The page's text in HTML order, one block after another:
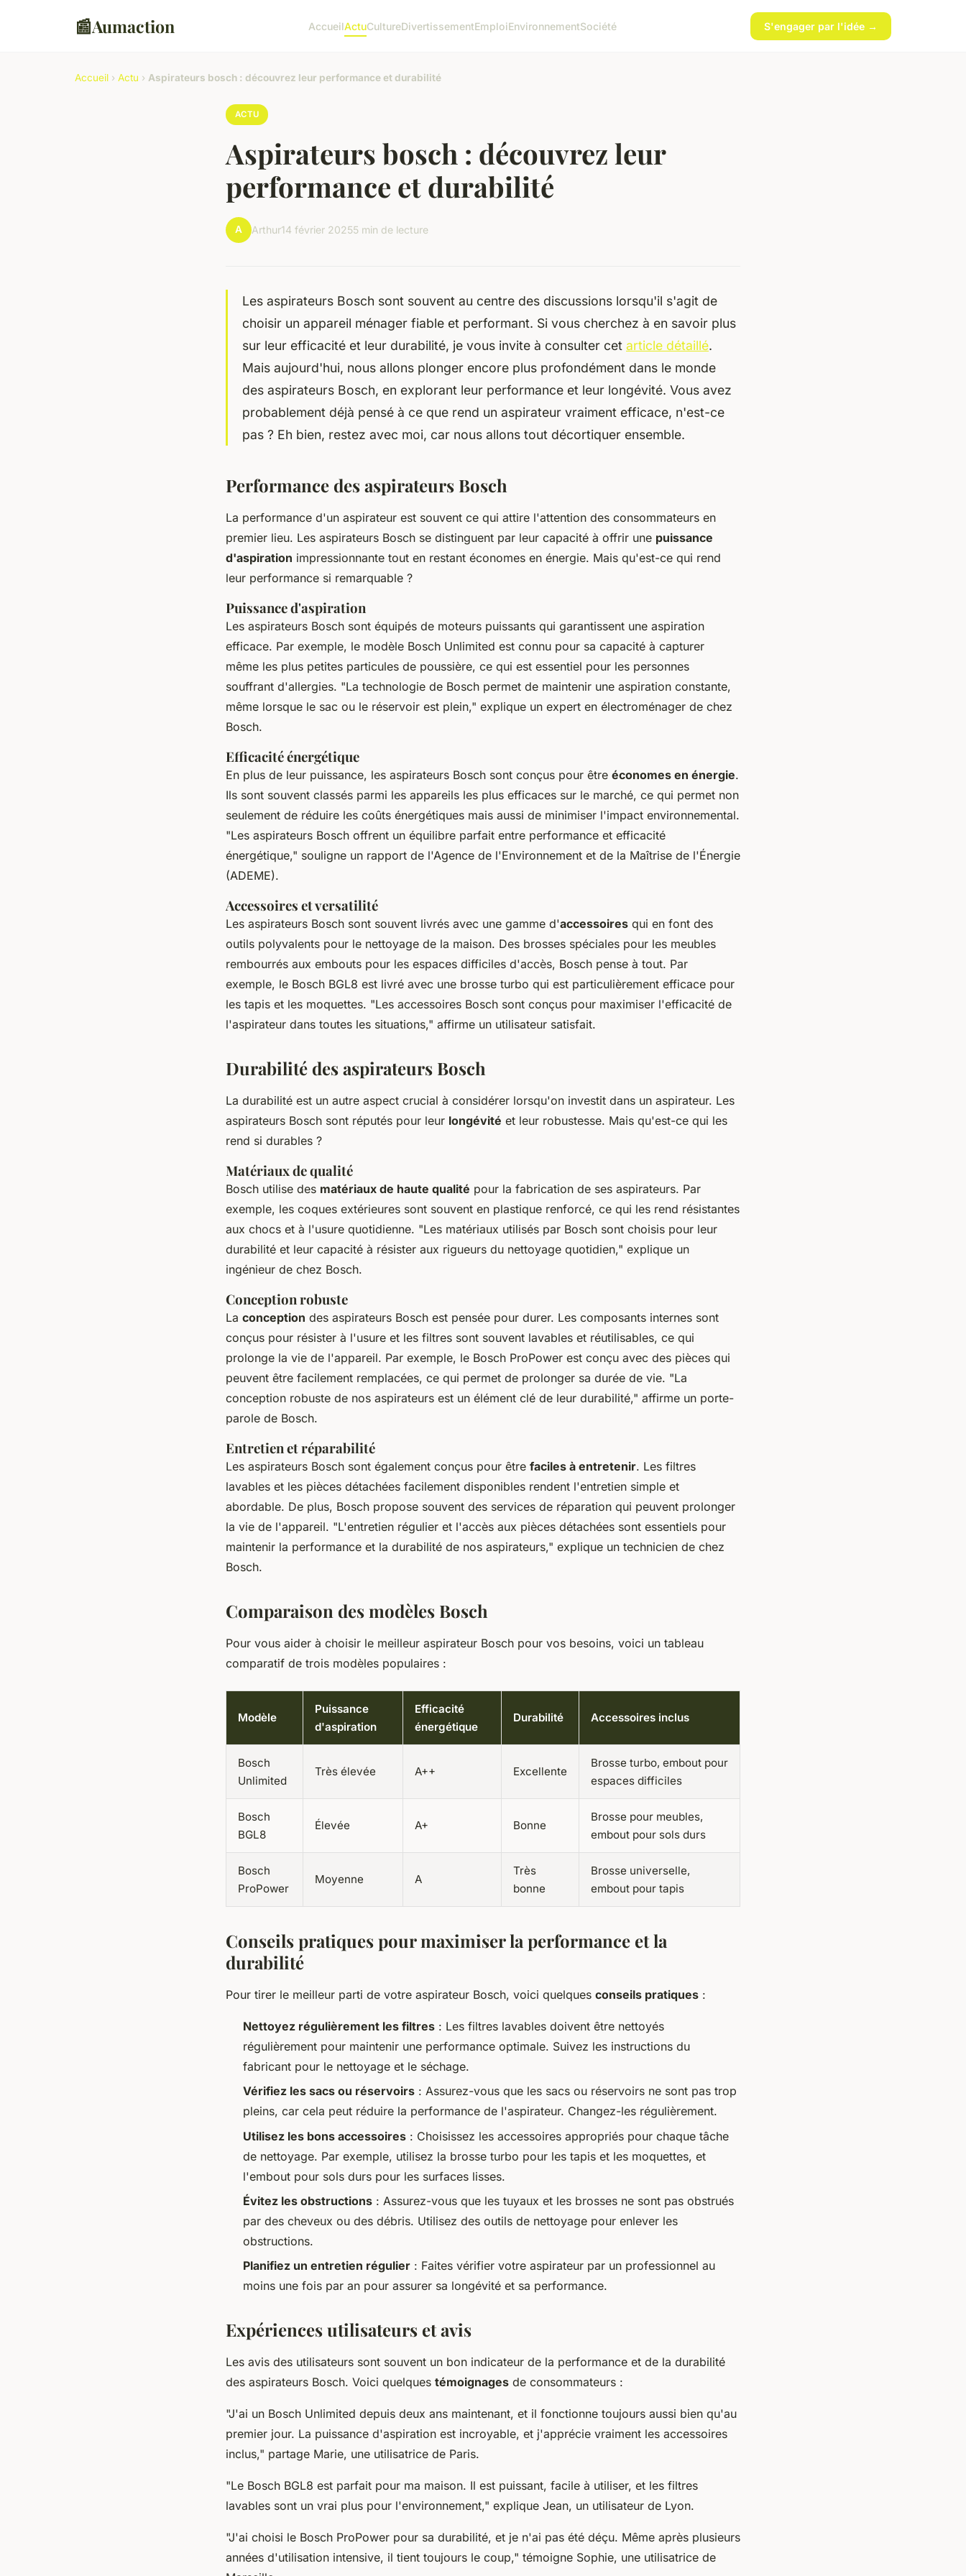
📰Aumaction AccueilActuCultureDivertissementEmploiEnvironnementSociété S'engager par l'idée →
Accueil › Actu › Aspirateurs bosch : découvrez leur performance et durabilité
ACTU
Aspirateurs bosch : découvrez leur
performance et durabilité
A Arthur14 février 20255 min de lecture
Les aspirateurs Bosch sont souvent au centre des discussions lorsqu'il s'agit de
choisir un appareil ménager fiable et performant. Si vous cherchez à en savoir plus
sur leur efficacité et leur durabilité, je vous invite à consulter cet article détaillé.
Mais aujourd'hui, nous allons plonger encore plus profondément dans le monde
des aspirateurs Bosch, en explorant leur performance et leur longévité. Vous avez
probablement déjà pensé à ce que rend un aspirateur vraiment efficace, n'est-ce
pas ? Eh bien, restez avec moi, car nous allons tout décortiquer ensemble.
Performance des aspirateurs Bosch
La performance d'un aspirateur est souvent ce qui attire l'attention des consommateurs en
premier lieu. Les aspirateurs Bosch se distinguent par leur capacité à offrir une puissance
d'aspiration impressionnante tout en restant économes en énergie. Mais qu'est-ce qui rend
leur performance si remarquable ?
Puissance d'aspiration
Les aspirateurs Bosch sont équipés de moteurs puissants qui garantissent une aspiration
efficace. Par exemple, le modèle Bosch Unlimited est connu pour sa capacité à capturer
même les plus petites particules de poussière, ce qui est essentiel pour les personnes
souffrant d'allergies. "La technologie de Bosch permet de maintenir une aspiration constante,
même lorsque le sac ou le réservoir est plein," explique un expert en électroménager de chez
Bosch.
Efficacité énergétique
En plus de leur puissance, les aspirateurs Bosch sont conçus pour être économes en énergie.
Ils sont souvent classés parmi les appareils les plus efficaces sur le marché, ce qui permet non
seulement de réduire les coûts énergétiques mais aussi de minimiser l'impact environnemental.
"Les aspirateurs Bosch offrent un équilibre parfait entre performance et efficacité
énergétique," souligne un rapport de l'Agence de l'Environnement et de la Maîtrise de l'Énergie
(ADEME).
Accessoires et versatilité
Les aspirateurs Bosch sont souvent livrés avec une gamme d'accessoires qui en font des
outils polyvalents pour le nettoyage de la maison. Des brosses spéciales pour les meubles
rembourrés aux embouts pour les espaces difficiles d'accès, Bosch pense à tout. Par
exemple, le Bosch BGL8 est livré avec une brosse turbo qui est particulièrement efficace pour
les tapis et les moquettes. "Les accessoires Bosch sont conçus pour maximiser l'efficacité de
l'aspirateur dans toutes les situations," affirme un utilisateur satisfait.
Durabilité des aspirateurs Bosch
La durabilité est un autre aspect crucial à considérer lorsqu'on investit dans un aspirateur. Les
aspirateurs Bosch sont réputés pour leur longévité et leur robustesse. Mais qu'est-ce qui les
rend si durables ?
Matériaux de qualité
Bosch utilise des matériaux de haute qualité pour la fabrication de ses aspirateurs. Par
exemple, les coques extérieures sont souvent en plastique renforcé, ce qui les rend résistantes
aux chocs et à l'usure quotidienne. "Les matériaux utilisés par Bosch sont choisis pour leur
durabilité et leur capacité à résister aux rigueurs du nettoyage quotidien," explique un
ingénieur de chez Bosch.
Conception robuste
La conception des aspirateurs Bosch est pensée pour durer. Les composants internes sont
conçus pour résister à l'usure et les filtres sont souvent lavables et réutilisables, ce qui
prolonge la vie de l'appareil. Par exemple, le Bosch ProPower est conçu avec des pièces qui
peuvent être facilement remplacées, ce qui permet de prolonger sa durée de vie. "La
conception robuste de nos aspirateurs est un élément clé de leur durabilité," affirme un porte-
parole de Bosch.
Entretien et réparabilité
Les aspirateurs Bosch sont également conçus pour être faciles à entretenir. Les filtres
lavables et les pièces détachées facilement disponibles rendent l'entretien simple et
abordable. De plus, Bosch propose souvent des services de réparation qui peuvent prolonger
la vie de l'appareil. "L'entretien régulier et l'accès aux pièces détachées sont essentiels pour
maintenir la performance et la durabilité de nos aspirateurs," explique un technicien de chez
Bosch.
Comparaison des modèles Bosch
Pour vous aider à choisir le meilleur aspirateur Bosch pour vos besoins, voici un tableau
comparatif de trois modèles populaires :
Modèle
Puissance
d'aspiration
Efficacité
énergétique
Durabilité Accessoires inclus
Bosch
Unlimited
Très élevée A++ Excellente
Brosse turbo, embout pour
espaces difficiles
Bosch
BGL8
Élevée A+ Bonne
Brosse pour meubles,
embout pour sols durs
Bosch
ProPower
Moyenne A
Très
bonne
Brosse universelle,
embout pour tapis
Conseils pratiques pour maximiser la performance et la
durabilité
Pour tirer le meilleur parti de votre aspirateur Bosch, voici quelques conseils pratiques :
Nettoyez régulièrement les filtres : Les filtres lavables doivent être nettoyés
régulièrement pour maintenir une performance optimale. Suivez les instructions du
fabricant pour le nettoyage et le séchage.
Vérifiez les sacs ou réservoirs : Assurez-vous que les sacs ou réservoirs ne sont pas trop
pleins, car cela peut réduire la performance de l'aspirateur. Changez-les régulièrement.
Utilisez les bons accessoires : Choisissez les accessoires appropriés pour chaque tâche
de nettoyage. Par exemple, utilisez la brosse turbo pour les tapis et les moquettes, et
l'embout pour sols durs pour les surfaces lisses.
Évitez les obstructions : Assurez-vous que les tuyaux et les brosses ne sont pas obstrués
par des cheveux ou des débris. Utilisez des outils de nettoyage pour enlever les
obstructions.
Planifiez un entretien régulier : Faites vérifier votre aspirateur par un professionnel au
moins une fois par an pour assurer sa longévité et sa performance.
Expériences utilisateurs et avis
Les avis des utilisateurs sont souvent un bon indicateur de la performance et de la durabilité
des aspirateurs Bosch. Voici quelques témoignages de consommateurs :
"J'ai un Bosch Unlimited depuis deux ans maintenant, et il fonctionne toujours aussi bien qu'au
premier jour. La puissance d'aspiration est incroyable, et j'apprécie vraiment les accessoires
inclus," partage Marie, une utilisatrice de Paris.
"Le Bosch BGL8 est parfait pour ma maison. Il est puissant, facile à utiliser, et les filtres
lavables sont un vrai plus pour l'environnement," explique Jean, un utilisateur de Lyon.
"J'ai choisi le Bosch ProPower pour sa durabilité, et je n'ai pas été déçu. Même après plusieurs
années d'utilisation intensive, il tient toujours le coup," témoigne Sophie, une utilisatrice de